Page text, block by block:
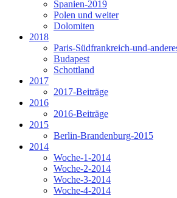
Spanien-2019
Polen und weiter
Dolomiten
2018
Paris-Südfrankreich-und-
Budapest
Schottland
2017
2017-Beiträge
2016
2016-Beiträge
2015
Berlin-Brandenburg-2015
2014
Woche-1-2014
Woche-2-2014
Woche-3-2014
Woche-4-2014